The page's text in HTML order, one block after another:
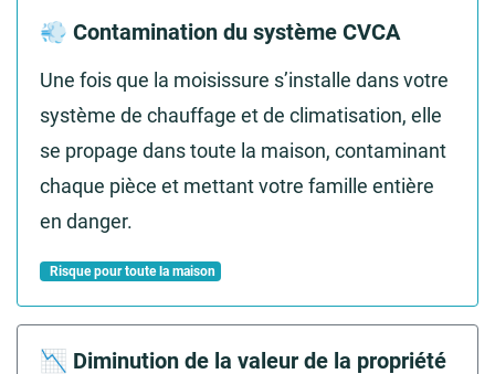
💨 Contamination du système CVCA
Une fois que la moisissure s’installe dans votre
système de chauffage et de climatisation, elle
se propage dans toute la maison, contaminant
chaque pièce et mettant votre famille entière
en danger.
Risque pour toute la maison
📉 Diminution de la valeur de la propriété